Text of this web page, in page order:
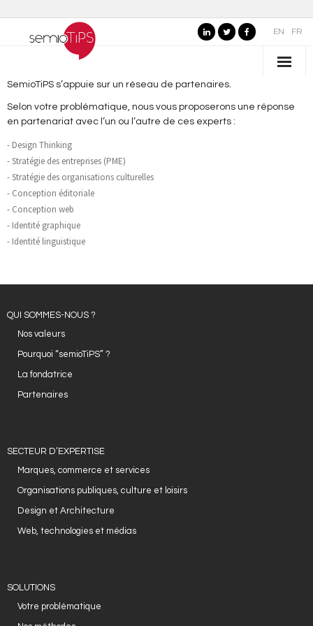
FR
EN
QUI SOMMES-NOUS ?
- Nos valeurs
- Pourquoi "semioTiPS" ?
- La fondatrice
- Partenaires
SECTEURS D’EXPERTISE
- Design et Architecture
- Web, technologies et médias
SOLUTIONS
- Offres spécifiques
- Événements
- Publications
SemioTiPS s’appuie sur un réseau de partenaires.
Selon votre problématique, nous vous proposerons une réponse
en partenariat avec l’un ou l’autre de ces experts :
- Design Thinking
- Stratégie des entreprises (PME)
- Stratégie des organisations culturelles
- Conception éditoriale
- Conception web
- Identité graphique
- Identité linguistique
QUI SOMMES-NOUS ?
Nos valeurs
Pourquoi “semioTiPS” ?
La fondatrice
Partenaires
SECTEUR D’EXPERTISE
Marques, commerce et services
Organisations publiques, culture et loisirs
Design et Architecture
Web, technologies et médias
SOLUTIONS
Votre problématique